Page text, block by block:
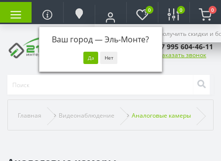
Ваш город —Эль-Монте?
Войдите, чтобы получить скидки и
0 0 0
+7 995 604-46-11
Заказать звонок
Главная Видеонаблюдение Аналоговые камеры